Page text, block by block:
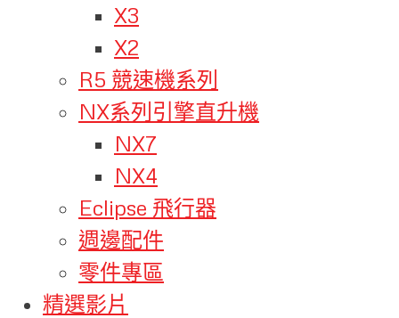
X3
X2
R5 競速機系列
NX系列引擎直升機
NX7
NX4
Eclipse 飛行器
週邊配件
零件專區
精選影片